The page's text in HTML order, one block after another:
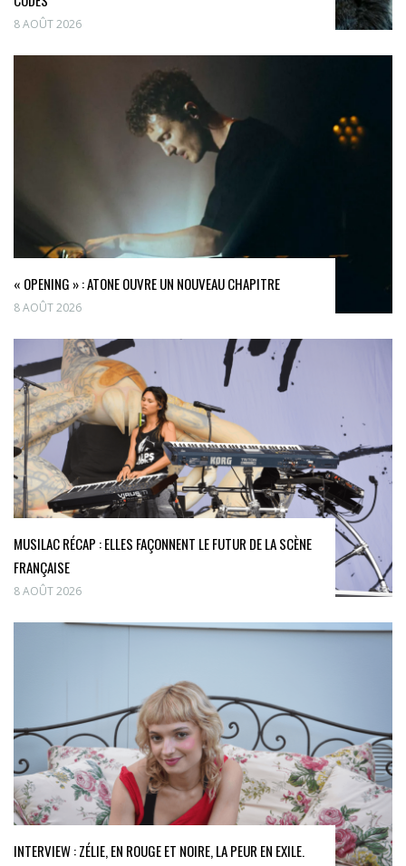
8 AOÛT 2026
« OPENING » : ATONE OUVRE UN NOUVEAU CHAPITRE
8 AOÛT 2026
MUSILAC RÉCAP : ELLES FAÇONNENT LE FUTUR DE LA SCÈNE
FRANÇAISE
8 AOÛT 2026
INTERVIEW : ZÉLIE, EN ROUGE ET NOIRE, LA PEUR EN EXILE.